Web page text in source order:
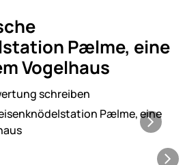
Pælme, eine
Vogelhaus
schreiben